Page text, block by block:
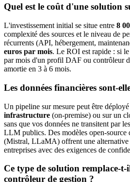
Quel est le coût d'une solution
L'investissement initial se situe entre 8
complexité des sources et le niveau de
récurrents (API, hébergement,
euros par mois. Le ROI est rapide : si
par mois d'un profil DAF ou contrôleur
amortie en 3 à 6 mois.
Les données financières sont-
Un pipeline sur mesure peut être déployé
infrastructure (on-premise) ou sur un
sans que vos données ne transitent par
LLM publics. Des modèles open-source
(Mistral, LLaMA) offrent une
entreprises avec des exigences de
Ce type de solution remplace-
contrôleur de gestion ?